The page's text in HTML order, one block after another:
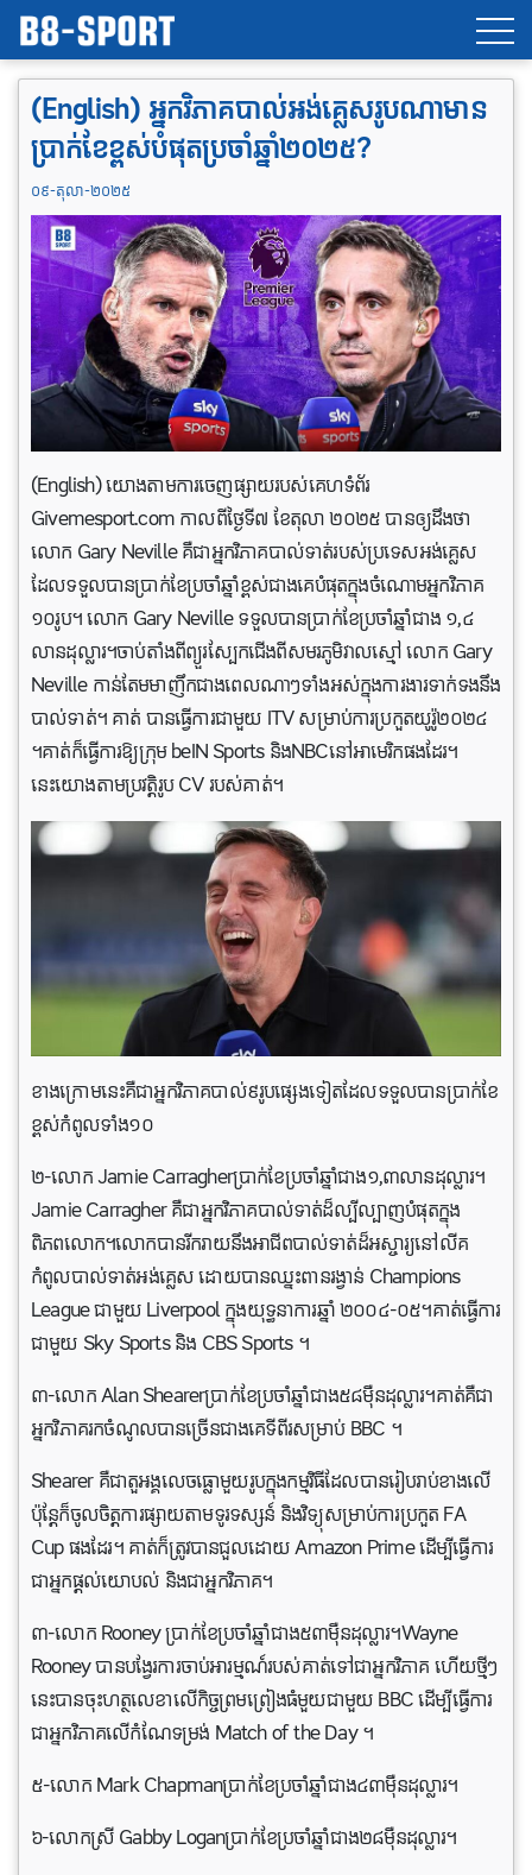
(English) អ្នកវិភាគបាល់អង់គ្លេសរូបណាមាន
ប្រាក់ខែខ្ពស់បំផុតប្រចាំឆ្នាំ​២០២៥?
០៩-តុលា-២០២៥
(English) យោងតាមការចេញផ្សាយរបស់គេហទំព័រ
Givemesport.com កាលពីថ្ងៃទី៧ ខែតុលា ២០២៥​ បានឲ្យដឹងថា​
លោក Gary Neville គឺជាអ្នកវិភាគបាល់ទាត់របស់ប្រទេសអង់គ្លេស
ដែលទទួលបានប្រាក់ខែប្រចាំឆ្នាំខ្ពស់ជាងគេបំផុតក្នុងចំណោមអ្នកវិភាគ
១០រូប។ លោក Gary Neville ទទួលបានប្រាក់ខែប្រចាំឆ្នាំជាង ១,៤
លានដុល្លារ។ចាប់តាំងពីព្យួរស្បែកជើងពីសមរភូមិវាលស្មៅ លោក Gary
Neville កាន់តែមមាញឹកជាងពេលណាៗទាំងអស់ក្នុងការងារទាក់ទងនឹង
បាល់ទាត់។ គាត់ បានធ្វើការជាមួយ ITV សម្រាប់ការប្រកួតយូរ៉ូ២០២៤
។គាត់ក៏ធ្វើការឱ្យក្រុម beIN Sports និងNBCនៅអាមេរិកផងដែរ។
នេះយោងតាមប្រវត្តិរូប CV របស់គាត់។
ខាងក្រោមនេះគឺជាអ្នកវិភាគបាល់៩រូបផ្សេងទៀតដែលទទួលបានប្រាក់ខែ
ខ្ពស់កំពូលទាំង១០
២-លោក Jamie Carragherប្រាក់ខែប្រចាំឆ្នាំជាង១,៣លានដុល្លារ។
Jamie Carragher គឺជាអ្នកវិភាគបាល់ទាត់ដ៏ល្បីល្បាញបំផុតក្នុង
ពិភពលោក។លោកបានរីករាយនឹងអាជីពបាល់ទាត់ដ៏អស្ចារ្យនៅលីគ
កំពូលបាល់ទាត់អង់គ្លេស ដោយបានឈ្នះពានរង្វាន់ Champions
League ជាមួយ Liverpool ក្នុងយុទ្ធនាការឆ្នាំ ២០០៤-០៥។គាត់ធ្វើការ
ជាមួយ Sky Sports និង CBS Sports ។
៣-លោក Alan Shearerប្រាក់ខែប្រចាំឆ្នាំជាង៥៨ម៉ឺនដុល្លារ។គាត់គឺជា
អ្នកវិភាគរកចំណូលបានច្រើនជាងគេទីពីរសម្រាប់ BBC ។
Shearer គឺជាតួអង្គលេចធ្លោមួយរូបក្នុងកម្មវិធីដែលបានរៀបរាប់ខាងលើ
ប៉ុន្តែក៏ចូលចិត្តការផ្សាយតាមទូរទស្សន៍ និងវិទ្យុសម្រាប់ការប្រកួត FA
Cup ផងដែរ។ គាត់ក៏ត្រូវបានជួលដោយ Amazon Prime ដើម្បីធ្វើការ
ជាអ្នកផ្តល់យោបល់ និងជាអ្នកវិភាគ។
៣-លោក Rooney ប្រាក់ខែប្រចាំឆ្នាំជាង៥៣ម៉ឺនដុល្លារ។Wayne
Rooney បាន​បង្វែរ​ការ​ចាប់អារម្មណ៍​របស់​គាត់​ទៅ​ជា​អ្នក​វិភាគ ហើយ​ថ្មីៗ​
នេះ​បាន​ចុះ​ហត្ថលេខា​លើ​កិច្ច​ព្រម​ព្រៀង​ធំ​មួយ​ជាមួយ BBC ដើម្បី​ធ្វើ​ការ​
ជា​អ្នក​វិភាគ​លើ​កំណែ​ទម្រង់ Match of the Day ។
៥-លោក Mark Chapmanប្រាក់ខែប្រចាំឆ្នាំជាង៤៣ម៉ឺនដុល្លារ។
៦-លោកស្រី Gabby Loganប្រាក់ខែប្រចាំឆ្នាំជាង២៨ម៉ឺនដុល្លារ។